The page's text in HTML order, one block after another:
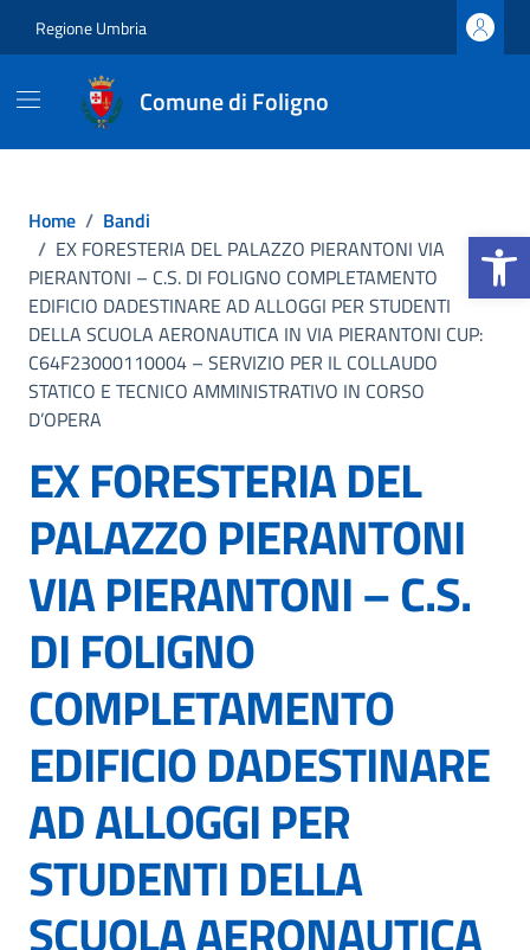
Apri la
Regione Umbria
Comune di Foligno
Home / Bandi
/ EX FORESTERIA DEL PALAZZO PIERANTONI VIA
PIERANTONI – C.S. DI FOLIGNO COMPLETAMENTO
EDIFICIO DADESTINARE AD ALLOGGI PER STUDENTI
DELLA SCUOLA AERONAUTICA IN VIA PIERANTONI CUP:
C64F23000110004 – SERVIZIO PER IL COLLAUDO
STATICO E TECNICO AMMINISTRATIVO IN CORSO
D’OPERA
EX FORESTERIA DEL
PALAZZO PIERANTONI
VIA PIERANTONI – C.S.
DI FOLIGNO
COMPLETAMENTO
EDIFICIO DADESTINARE
AD ALLOGGI PER
STUDENTI DELLA
SCUOLA AERONAUTICA